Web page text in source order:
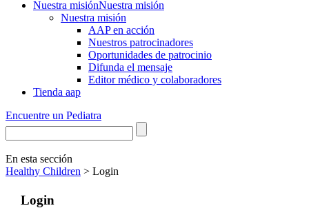
Nuestra misiónNuestra misión
Nuestra misión
AAP en acción
Nuestros patrocinadores
Oportunidades de patrocinio
Difunda el mensaje
Editor médico y colaboradores
Tienda aap
Encuentre un Pediatra
En esta sección
Healthy Children > Login
Login